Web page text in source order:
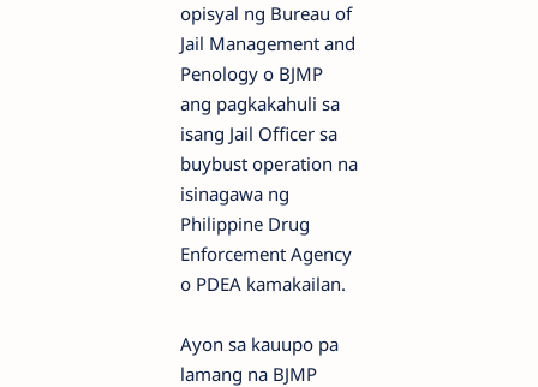
opisyal ng Bureau of
Jail Management and
Penology o BJMP
ang pagkakahuli sa
isang Jail Officer sa
buybust operation na
isinagawa ng
Philippine Drug
Enforcement Agency
o PDEA kamakailan.
Ayon sa kauupo pa
lamang na BJMP